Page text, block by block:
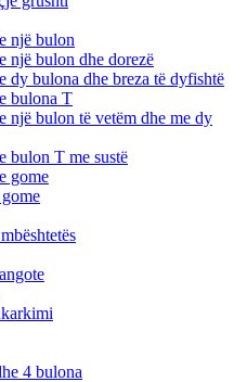
një bulon
një bulon dhe dorezë
dy bulona dhe breza të dyfishtë
bulona T
një bulon të vetëm dhe me dy
bulon T me sustë
gome
4 bulona